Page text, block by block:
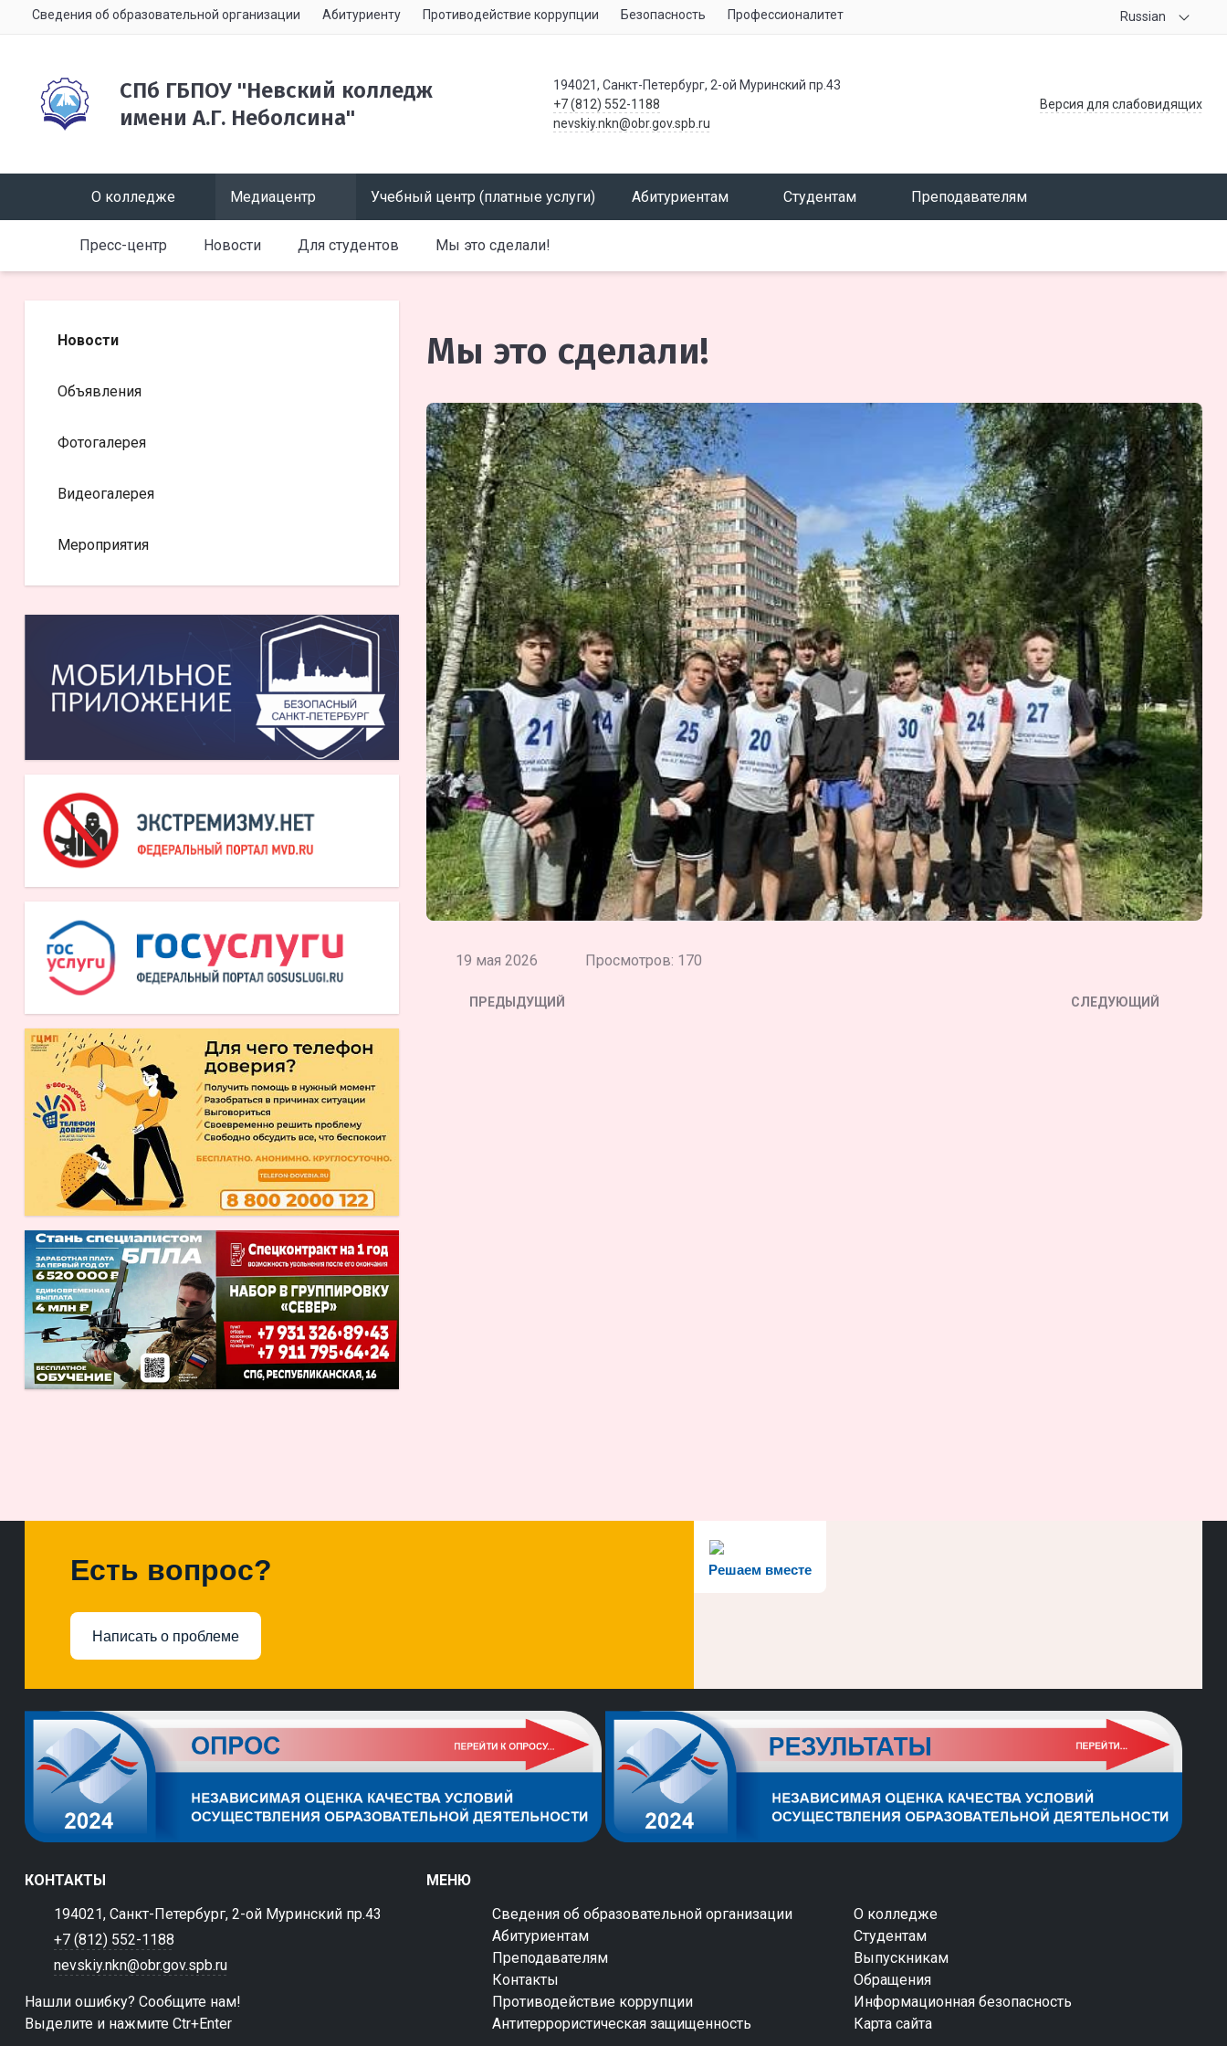
Сведения об образовательной организации Абитуриенту Противодействие коррупции Безопасность Профессионалитет Russian
СПб ГБПОУ "Невский колледж
имени А.Г. Неболсина"
194021, Санкт-Петербург, 2-ой Муринский пр.43
+7 (812) 552-1188
nevskiy.nkn@obr.gov.spb.ru
Версия для слабовидящих
О колледже Медиацентр Учебный центр (платные услуги) Абитуриентам Студентам Преподавателям
Пресс-центр Новости Для студентов Мы это сделали!
Новости
Объявления
Фотогалерея
Видеогалерея
Мероприятия
Мы это сделали!
19 мая 2026 Просмотров: 170
ПРЕДЫДУЩИЙ СЛЕДУЮЩИЙ
Решаем вместе
Есть вопрос?
Написать о проблеме
КОНТАКТЫ
194021, Санкт-Петербург, 2-ой Муринский пр.43
+7 (812) 552-1188
nevskiy.nkn@obr.gov.spb.ru
Нашли ошибку? Сообщите нам!
Выделите и нажмите Ctr+Enter
МЕНЮ
Сведения об образовательной организации
О колледже
Абитуриентам
Студентам
Преподавателям
Выпускникам
Контакты
Обращения
Противодействие коррупции
Информационная безопасность
Антитеррористическая защищенность
Карта сайта